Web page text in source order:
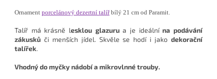
Ornament porcelánový dezertní talířbílý 21 cm od Paramit.
Talíř má krásně lesklou glazurua je ideálnína podávání
zákusků či menších jídel. Skvěle se hodí i jako dekorační
talířek.
Vhodný do myčky nádobí a mikrovlnné trouby.